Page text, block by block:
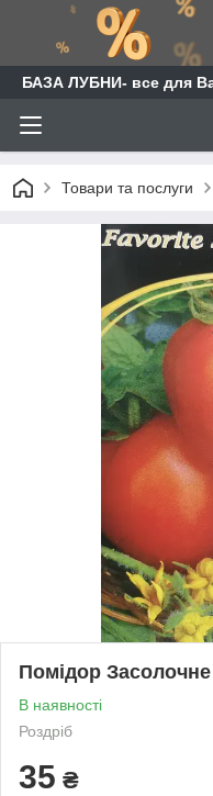
БАЗА ЛУБНИ- все для
Товари та послуги
Помідор
В наявності
Роздріб
35 ₴